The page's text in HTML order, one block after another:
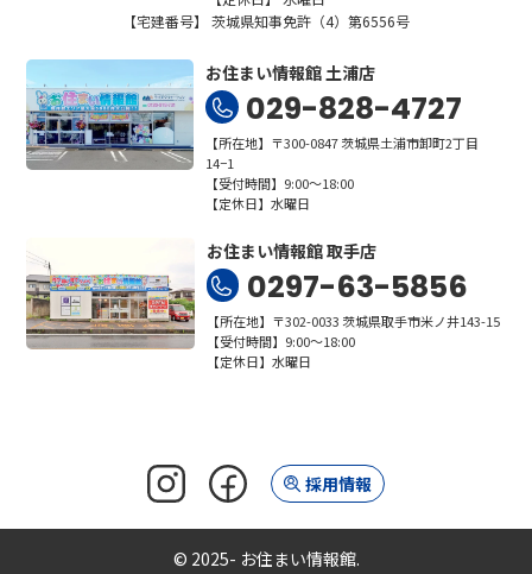
【宅建番号】 茨城県知事免許（4）第6556号
お住まい情報館 土浦店
029-828-4727
【所在地】〒300-0847 茨城県土浦市卸町2丁目
14−1
【受付時間】9:00～18:00
【定休日】水曜日
お住まい情報館 取手店
0297-63-5856
【所在地】〒302-0033 茨城県取手市米ノ井143-15
【受付時間】9:00～18:00
【定休日】水曜日
採用情報
© 2025- お住まい情報館.